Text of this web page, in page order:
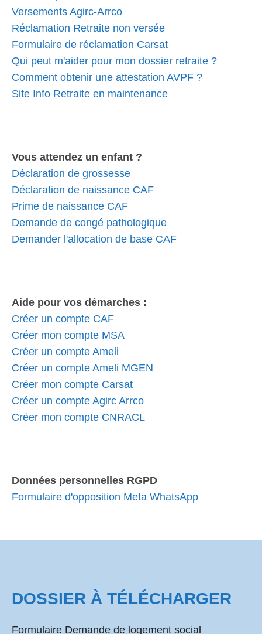
Versements Agirc-Arrco
Réclamation Retraite non versée
Formulaire de réclamation Carsat
Qui peut m'aider pour mon dossier retraite ?
Comment obtenir une attestation AVPF ?
Site Info Retraite en maintenance
Vous attendez un enfant ?
Déclaration de grossesse
Déclaration de naissance CAF
Prime de naissance CAF
Demande de congé pathologique
Demander l'allocation de base CAF
Aide pour vos démarches :
Créer un compte CAF
Créer mon compte MSA
Créer un compte Ameli
Créer un compte Ameli MGEN
Créer mon compte Carsat
Créer un compte Agirc Arrco
Créer mon compte CNRACL
Données personnelles RGPD
Formulaire d'opposition Meta WhatsApp
DOSSIER À TÉLÉCHARGER
Formulaire Demande de logement social